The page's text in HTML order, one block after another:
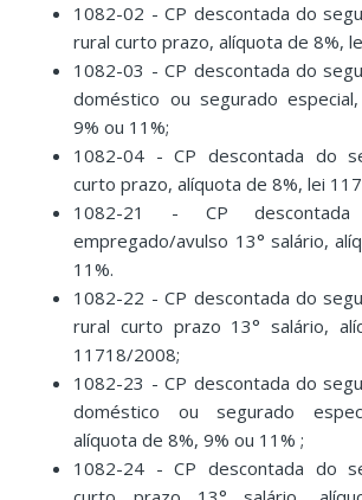
1082-02 - CP descontada do
rural curto prazo, alíquota de 8%,
1082-03 - CP descontada do
doméstico ou segurado
9% ou 11%;
1082-04 - CP descontada do
curto prazo, alíquota de 8%, lei
1082-21 - CP
empregado/avulso 13° salário,
11%.
1082-22 - CP descontada do
rural curto prazo 13° salário,
11718/2008;
1082-23 - CP descontada do
doméstico ou segurado
alíquota de 8%, 9% ou 11% ;
1082-24 - CP descontada do